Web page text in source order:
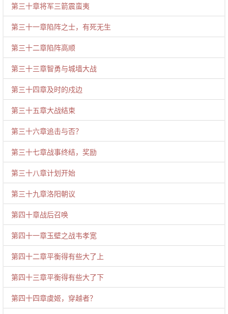
第三十章将军三箭震蛮夷
第三十一章陷阵之士，有死无生
第三十二章陷阵高顺
第三十三章智勇与城墙大战
第三十四章及时的戍边
第三十五章大战结束
第三十六章追击与否？
第三十七章战事终结，奖励
第三十八章计划开始
第三十九章洛阳朝议
第四十章战后召唤
第四十一章玉壁之战韦孝宽
第四十二章平衡得有些大了上
第四十三章平衡得有些大了下
第四十四章虞姬，穿越者？